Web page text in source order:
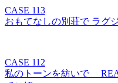
CASE 113
おもてなしの別荘で ラグ
CASE 112
私のトーンを紡いで